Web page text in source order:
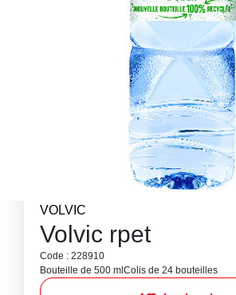
VOLVIC
Volvic rpet
Code : 228910
Bouteille de 500 ml Colis de 24 bouteilles